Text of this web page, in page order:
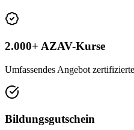
2.000+ AZAV-Kurse
Umfassendes Angebot
Bildungsgutschein